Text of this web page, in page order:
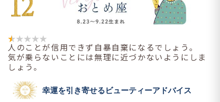
人のことが信用できず自暴自棄になるでしょう。
気が乗らないことには無理に近づかないようにしま
しょう。
幸運を引き寄せるビューティーアドバイス